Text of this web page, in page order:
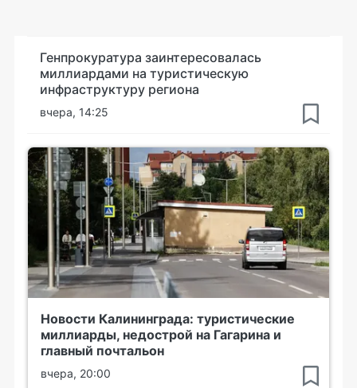
Генпрокуратура заинтересовалась
миллиардами на туристическую
инфраструктуру региона
вчера, 14:25
Новости Калининграда: туристические
миллиарды, недострой на Гагарина и
главный почтальон
вчера, 20:00